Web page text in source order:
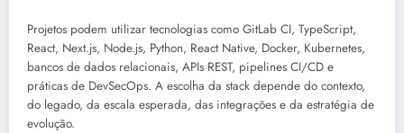
Projetos podem utilizar tecnologias como GitLab CI, TypeScript,
React, Next.js, Node.js, Python, React Native, Docker, Kubernetes,
bancos de dados relacionais, APIs REST, pipelines CI/CD e
práticas de DevSecOps. A escolha da stack depende do contexto,
do legado, da escala esperada, das integrações e da estratégia de
evolução.